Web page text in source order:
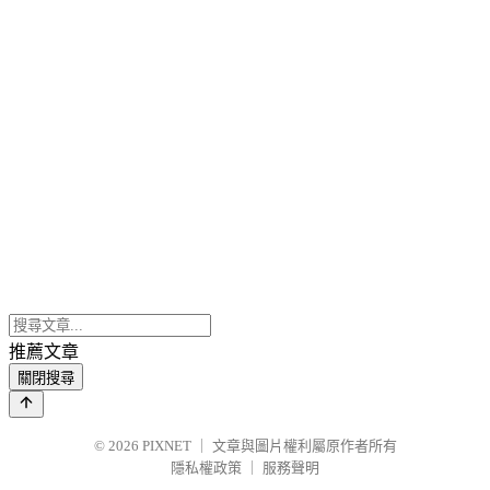
推薦文章
關閉搜尋
© 2026 PIXNET
文章與圖片權利屬原作者所有
隱私權政策
服務聲明